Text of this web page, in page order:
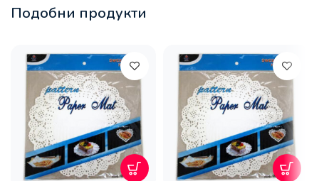
Подобни продукти